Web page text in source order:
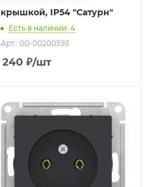
крышкой, IP54 "Сатурн"
Есть в наличии: 4
Арт.: 00-00200593
240 ₽/шт